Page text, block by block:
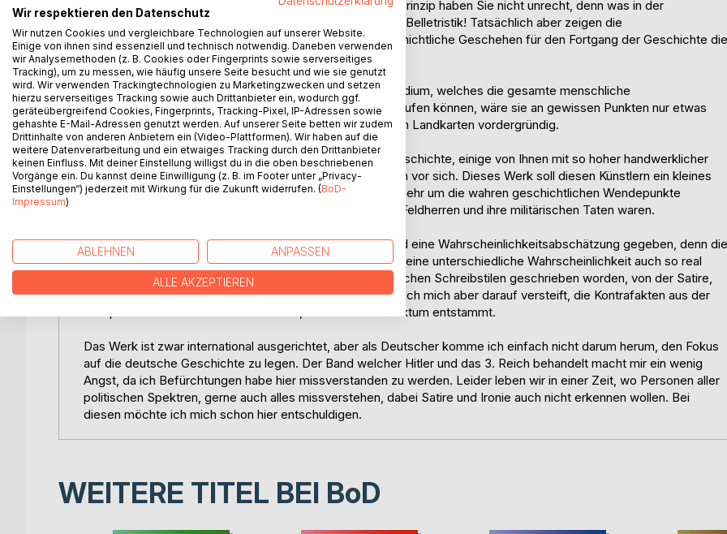
Gedanken" auf, um diese gleich wieder zu zerreißen. Im Prinzip haben Sie nicht unrecht, denn was in der
Geschichte nicht geschah, ist doch wohl eher was für die Belletristik! Tatsächlich aber zeigen die
Gedankenspielereien des Was-Wäre-Wenn, welche geschichtliche Geschehen für den Fortgang der Geschichte die
Primären waren und welche eher sekundär.
"Der Was Wäre Wenn Atlas" ist ein fünfbändiges Kompendium, welches die gesamte menschliche
Zivilisationsgeschichte aufbereitet wie sie auch hätte ablaufen können, wäre sie an gewissen Punkten nur etwas
anders abgelaufen. Einzigartig in dieser Gattung sind in ihm Landkarten vordergründig.
Im Internet gibt es einige Talente der kontrafaktischen Geschichte, einige von Ihnen mit so hoher handwerklicher
Kunstfertigkeit, so dass man denkt, man habe reale Karten vor sich. Dieses Werk soll diesen Künstlern ein kleines
Denkmal setzen, viel mehr aber die Leser anregen, sich mehr um die wahren geschichtlichen Wendepunkte
Gedanken zu machen, was eben nicht immer die großen Feldherren und ihre militärischen Taten waren.
Zu jeder Karte habe ich ein Kontrafaktum geschrieben und eine Wahrscheinlichkeitsabschätzung gegeben, denn die
unterschiedlichen Kontrafakten haben freilich auch immer eine unterschiedliche Wahrscheinlichkeit auch so real
ablaufen zu können. Die Kontrafakten sind in unterschiedlichen Schreibstilen geschrieben worden, von der Satire,
bis hin zum Märchen ist alles mit dabei, in der Regel habe ich mich aber darauf versteift, die Kontrafakten aus der
Perspektive einer Person zu schreiben, die dem Kontrafaktum entstammt.
Das Werk ist zwar international ausgerichtet, aber als Deutscher komme ich einfach nicht darum herum, den Fokus
auf die deutsche Geschichte zu legen. Der Band welcher Hitler und das 3. Reich behandelt macht mir ein wenig
Angst, da ich Befürchtungen habe hier missverstanden zu werden. Leider leben wir in einer Zeit, wo Personen aller
politischen Spektren, gerne auch alles missverstehen, dabei Satire und Ironie auch nicht erkennen wollen. Bei
diesen möchte ich mich schon hier entschuldigen.
WEITERE TITEL BEI BoD
Wir respektieren den Datenschutz
Wir nutzen Cookies und vergleichbare Technologien auf unserer Website.
Einige von ihnen sind essenziell und technisch notwendig. Daneben verwenden
wir Analysemethoden (z. B. Cookies oder Fingerprints sowie serverseitiges
Tracking), um zu messen, wie häufig unsere Seite besucht und wie sie genutzt
wird. Wir verwenden Trackingtechnologien zu Marketingzwecken und setzen
hierzu serverseitiges Tracking sowie auch Drittanbieter ein, wodurch ggf.
geräteübergreifend Cookies, Fingerprints, Tracking-Pixel, IP-Adressen sowie
gehashte E-Mail-Adressen genutzt werden. Auf unserer Seite betten wir zudem
Drittinhalte von anderen Anbietern ein (Video-Plattformen). Wir haben auf die
weitere Datenverarbeitung und ein etwaiges Tracking durch den Drittanbieter
keinen Einfluss. Mit deiner Einstellung willigst du in die oben beschriebenen
Vorgänge ein. Du kannst deine Einwilligung (z. B. im Footer unter „Privacy-
Einstellungen“) jederzeit mit Wirkung für die Zukunft widerrufen. (BoD-
Impressum)
ABLEHNEN ANPASSEN
ALLE AKZEPTIEREN